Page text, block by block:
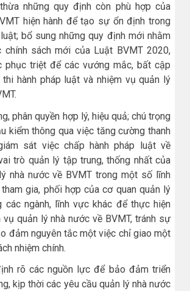
những quy định còn phù hợp của
hiện hành để tạo sự ổn định trong
bổ sung những quy định mới nhằm
chính sách mới của Luật BVMT 2020,
phục triệt để các vướng mắc, bất cập
hành pháp luật và nhiệm vụ quản lý
phân quyền hợp lý, hiệu quả; chú trọng
kiểm thông qua việc tăng cường thanh
sát việc chấp hành pháp luật về
trò quản lý tập trung, thống nhất của
nhà nước về BVMT trong một số lĩnh
gia, phối hợp của cơ quan quản lý
các ngành, lĩnh vực khác để thực hiện
vụ quản lý nhà nước về BVMT, tránh sự
đảm nguyên tắc một việc chỉ giao một
nhiệm chính.
rõ các nguồn lực để bảo đảm triển
kịp thời các yêu cầu quản lý nhà nước